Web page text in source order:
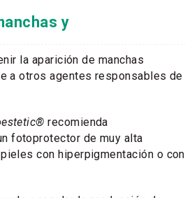
y
la aparición de manchas
a otros agentes responsables de
recomienda
fotoprotector de muy alta
con hiperpigmentación o con